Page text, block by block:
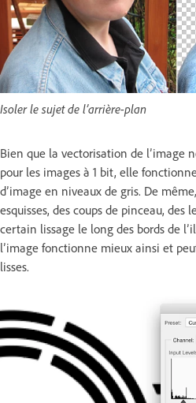
Isoler le sujet de l’arrière-plan
Bien que la vectorisation de l’image
pour les images à 1 bit, elle
d’image en niveaux de gris. De
esquisses, des coups de pinceau, des
certain lissage le long des bords de
l’image fonctionne mieux ainsi et
lisses.